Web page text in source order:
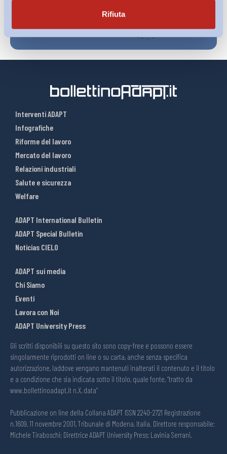
Rifiuta
Interventi ADAPT
Infografiche
Riforme del lavoro
Mercato del lavoro
Relazioni industriali
Salute e sicurezza
Welfare
ADAPT International Bulletin
ADAPT Special Bulletin
Noticias CIELO
ADAPT sui media
Chi Siamo
Eventi
Lavora con Noi
ADAPT University Press
Gli scritti disponibili su questo sito sono copy-free e possono essere
singolarmente riprodotti on line o su carta, anche senza specifica
autorizzazione, laddove vengano mantenuti inalterati il contenuto e il titolo
e a condizione che sia indicata sotto il titolo, quale fonte, “tratto da
www.bollettinoadapt.it n.X, data“
Pubblicazione on line della Collana ADAPT ISSN 2240-2721 Registrazione
n.1609, 11 novembre 2001, Tribunale di Modena, Italia. Direttore responsabile:
Michele Tiraboschi; Direttrice ADAPT University Press: Lavinia Serrani.